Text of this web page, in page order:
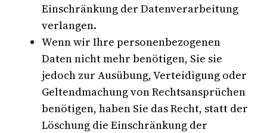
Einschränkung der Datenverarbeitung
verlangen.
Wenn wir Ihre personenbezogenen
Daten nicht mehr benötigen, Sie sie
jedoch zur Ausübung, Verteidigung oder
Geltendmachung von Rechtsansprüchen
benötigen, haben Sie das Recht, statt der
Löschung die Einschränkung der